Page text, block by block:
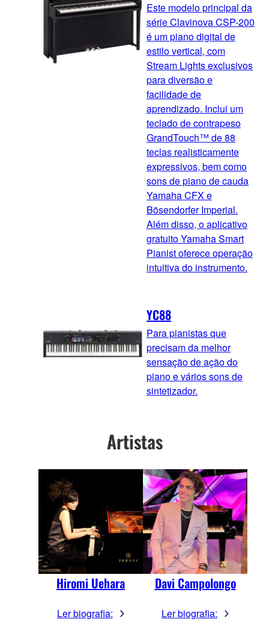
Este modelo principal da
série Clavinova CSP-200
é um piano digital de
estilo vertical, com
Stream Lights exclusivos
para diversão e
facilidade de
aprendizado. Inclui um
teclado de contrapeso
GrandTouch™ de 88
teclas realisticamente
expressivos, bem como
sons de piano de cauda
Yamaha CFX e
Bösendorfer Imperial.
Além disso, o aplicativo
gratuito Yamaha Smart
Pianist oferece operação
intuitiva do instrumento.
YC88
Para pianistas que
precisam da melhor
sensação de ação do
piano e vários sons de
sintetizador.
Artistas
Hiromi Uehara
Ler biografia:
Davi Campolongo
Ler biografia: